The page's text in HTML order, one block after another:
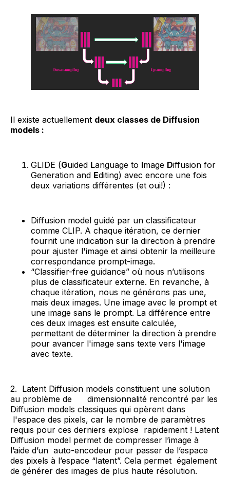
Il existe actuellement deux classes de Diffusion
models :
GLIDE (Guided Language to Image Diffusion for
Generation and Editing) avec encore une fois
deux variations différentes (et oui!) :
Diffusion model guidé par un classificateur
comme CLIP. A chaque itération, ce dernier
fournit une indication sur la direction à prendre
pour ajuster l'image et ainsi obtenir la meilleure
correspondance prompt-image.
“Classifier-free guidance” où nous n’utilisons
plus de classificateur externe. En revanche, à
chaque itération, nous ne générons pas une,
mais deux images. Une image avec le prompt et
une image sans le prompt. La différence entre
ces deux images est ensuite calculée,
permettant de déterminer la direction à prendre
pour avancer l'image sans texte vers l'image
avec texte.
2. Latent Diffusion models constituent une solution
au problème de dimensionnalité rencontré par les
Diffusion models classiques qui opèrent dans
l'espace des pixels, car le nombre de paramètres
requis pour ces derniers explose rapidement ! Latent
Diffusion model permet de compresser l’image à
l’aide d’un auto-encodeur pour passer de l’espace
des pixels à l’espace “latent”. Cela permet également
de générer des images de plus haute résolution.